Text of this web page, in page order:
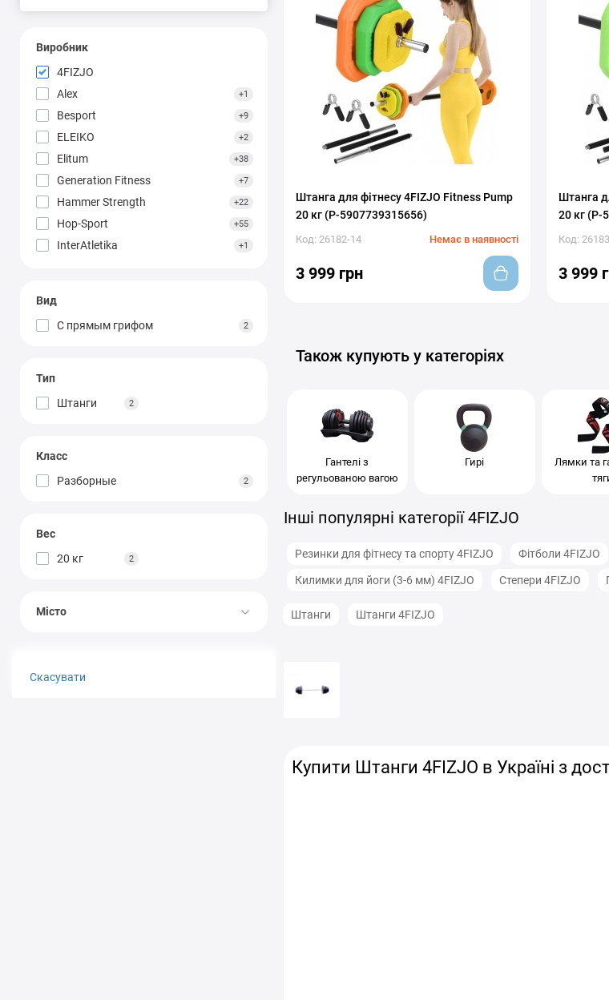
Виробник
4FIZJO
Alex
+1
Besport +9
ELEIKO +2
Elitum +38
Generation Fitness +7
Hammer Strength +22
Hop-Sport +55
InterAtletika +1
Вид
С прямым грифом
2
Тип
Штанги
2
Класс
Разборные
2
Вес
20 кг
2
Місто
Скасувати
Штанга для фітнесу 4FIZJO Fitness Pump
20 кг (P-5907739315656)
Код: 26182-14 Немає в наявності
3 999 грн
Штанга
20 кг (P-
Код:
3 999
Також купують у категоріях
Гантелі з
регульованою вагою
Гирі
Лямки та
Інші популярні категорії 4FIZJO
Резинки для фітнесу та спорту 4FIZJO Фітболи 4FIZJO
Килимки для йоги (3-6 мм) 4FIZJO Степери 4FIZJO
Штанги Штанги 4FIZJO
Купити Штанги 4FIZJO в Україні з